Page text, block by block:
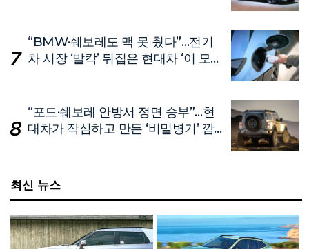
“BMW·쉐보레도 맥 못 췄다”…전기
차 시장 ‘발칵’ 뒤집은 현대차 ‘이 모
“포드·쉐보레 안방서 정면 승부”…현
대차가 작심하고 만든 ‘비밀병기’ 깜
최신 뉴스